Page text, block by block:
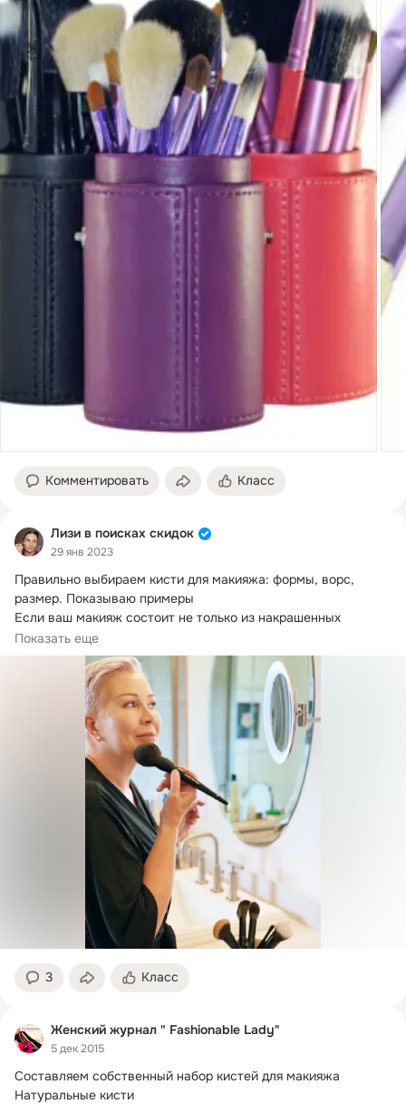
Комментировать Класс
Лизи в поисках скидок
29 янв 2023
Правильно выбираем кисти для макияжа: формы, ворс,
размер. Показываю примеры
Если ваш макияж состоит не только из накрашенных
ресниц...
Показать еще
3 Класс
Женский журнал " Fashionable Lady"
5 дек 2015
Составляем собственный набор кистей для макияжа
Натуральные кисти